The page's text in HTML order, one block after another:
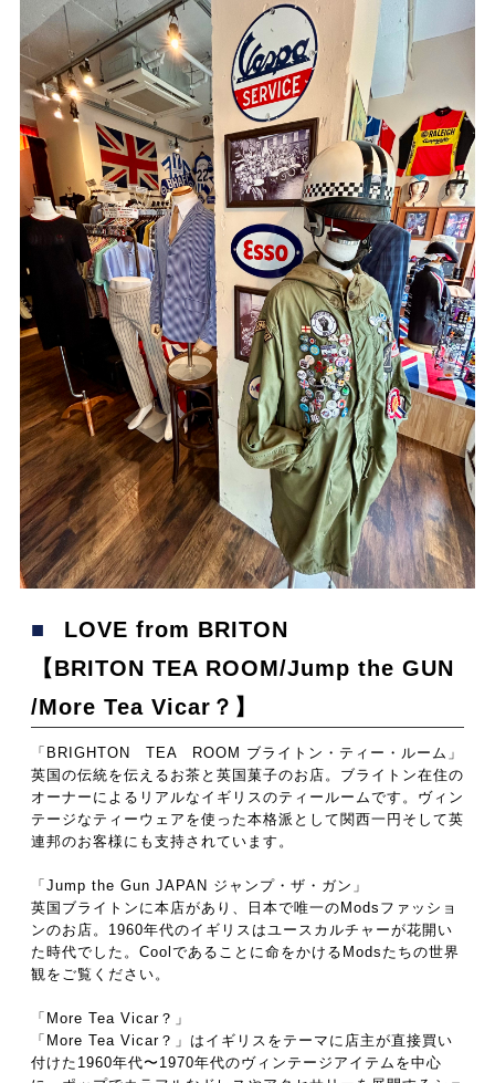
■ LOVE from BRITON
【BRITON TEA ROOM/Jump the GUN
/More Tea Vicar？】
「BRIGHTON TEA ROOM ブライトン・ティー・ルーム」
英国の伝統を伝えるお茶と英国菓子のお店。ブライトン在住の
オーナーによるリアルなイギリスのティールームです。ヴィン
テージなティーウェアを使った本格派として関西一円そして英
連邦のお客様にも支持されています。
「Jump the Gun JAPAN ジャンプ・ザ・ガン」
英国ブライトンに本店があり、日本で唯一のModsファッショ
ンのお店。1960年代のイギリスはユースカルチャーが花開い
た時代でした。Coolであることに命をかけるModsたちの世界
観をご覧ください。
「More Tea Vicar？」
「More Tea Vicar？」はイギリスをテーマに店主が直接買い
付けた1960年代〜1970年代のヴィンテージアイテムを中心